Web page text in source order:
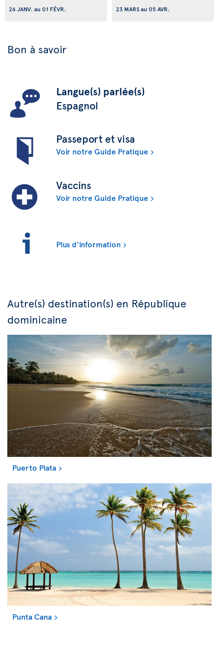
26 JANV. au 01 FÉVR.
23 MARSau 05 AVR.
Bon à savoir
Langue(s) parlée(s)
Espagnol
Passeport et visa
Voir notre Guide Pratique
Vaccins
Voir notre Guide Pratique
Plus d'information
Autre(s) destination(s) en République
dominicaine
Puerto Plata
Punta Cana